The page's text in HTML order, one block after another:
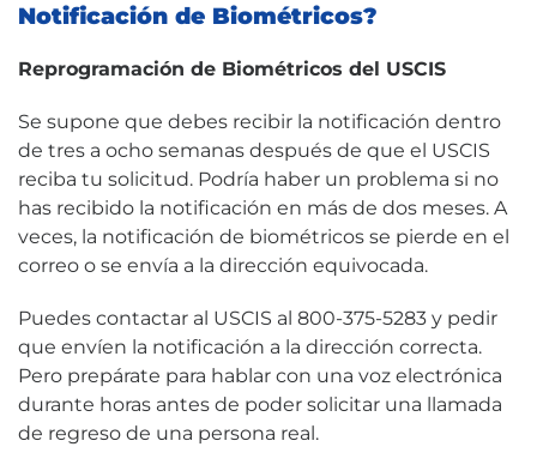
Notificación de Biométricos?
Reprogramación de Biométricos del USCIS
Se supone que debes recibir la notificación dentro
de tres a ocho semanas después de que el USCIS
reciba tu solicitud. Podría haber un problema si no
has recibido la notificación en más de dos meses. A
veces, la notificación de biométricos se pierde en el
correo o se envía a la dirección equivocada.
Puedes contactar al USCIS al 800-375-5283 y pedir
que envíen la notificación a la dirección correcta.
Pero prepárate para hablar con una voz electrónica
durante horas antes de poder solicitar una llamada
de regreso de una persona real.